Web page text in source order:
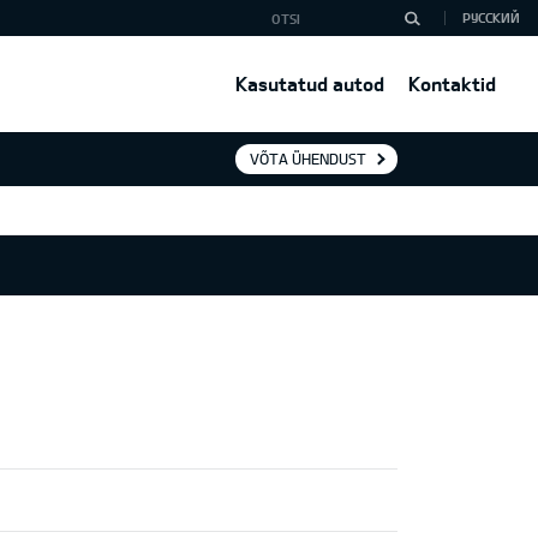
Kasutatud autod Kontaktid
РУССКИЙ
VÕTA ÜHENDUST